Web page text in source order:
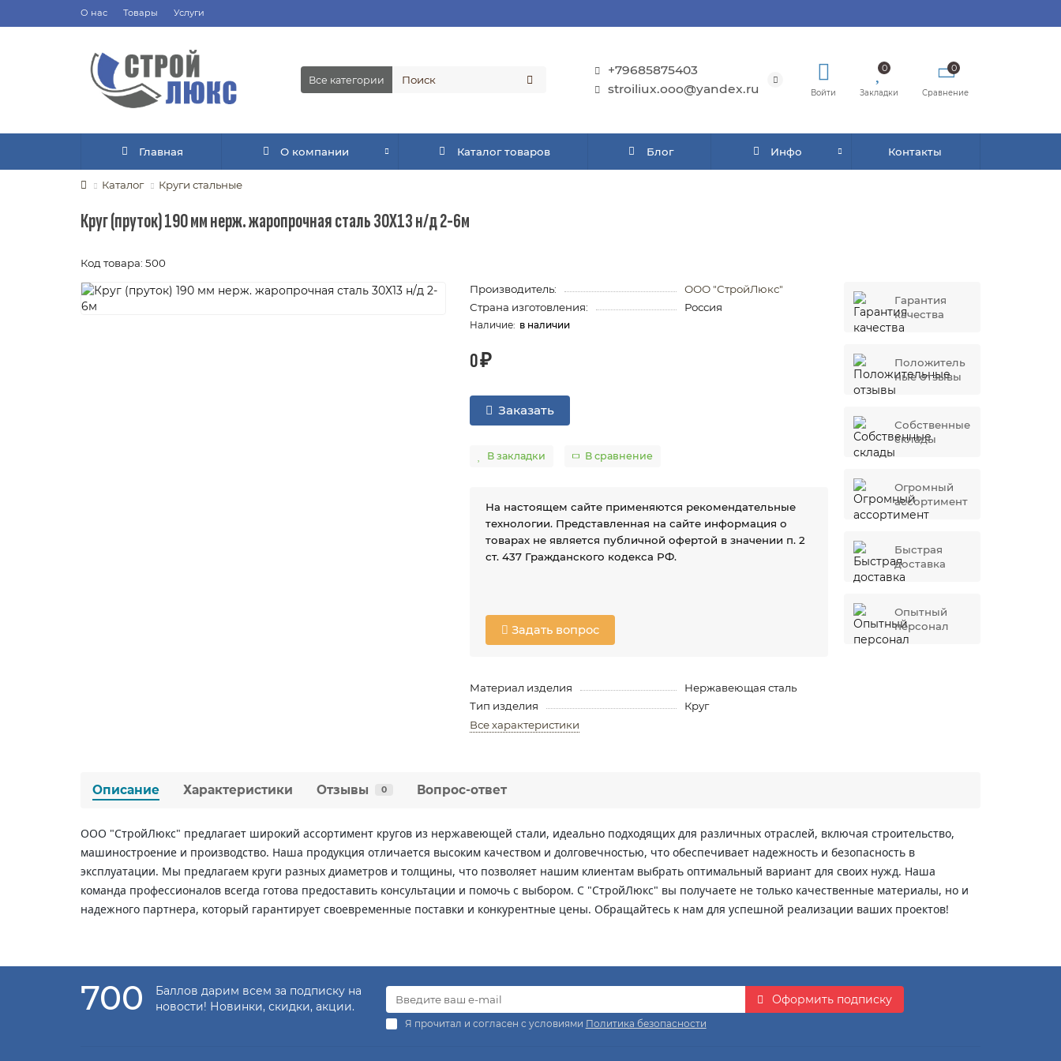
О нас Товары Услуги
Все категории
+79685875403
stroiliux.ooo@yandex.ru
Войти
0
Закладки
0
Сравнение
Главная О компании Каталог товаров Блог Инфо Контакты
Каталог Круги стальные
Круг (пруток) 190 мм нерж. жаропрочная сталь 30Х13 н/д 2-6м
Код товара: 500
Производитель:
ООО "СтройЛюкс"
Страна изготовления:
Россия
в наличии
0 ₽
Заказать
В закладки В сравнение
На настоящем сайте применяются рекомендательные
технологии. Представленная на сайте информация о
товарах не является публичной офертой в значении п. 2
ст. 437 Гражданского кодекса РФ.
Задать вопрос
Материал изделия
Нержавеющая сталь
Тип изделия
Круг
Все характеристики
Гарантия
качества
Положитель
ные отзывы
Собственные
склады
Огромный
ассортимент
Быстрая
доставка
Опытный
персонал
Описание Характеристики Отзывы 0 Вопрос-ответ
ООО "СтройЛюкс" предлагает широкий ассортимент кругов из нержавеющей стали, идеально подходящих для различных отраслей, включая строительство,
машиностроение и производство. Наша продукция отличается высоким качеством и долговечностью, что обеспечивает надежность и безопасность в
эксплуатации. Мы предлагаем круги разных диаметров и толщины, что позволяет нашим клиентам выбрать оптимальный вариант для своих нужд. Наша
команда профессионалов всегда готова предоставить консультации и помочь с выбором. С "СтройЛюкс" вы получаете не только качественные материалы, но и
надежного партнера, который гарантирует своевременные поставки и конкурентные цены. Обращайтесь к нам для успешной реализации ваших проектов!
700
Баллов дарим всем за подписку на
новости! Новинки, скидки, акции.
Оформить подписку
Я прочитал и согласен с условиями Политика безопасности